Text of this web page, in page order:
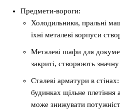
Предмети-вороги:
Холодильники, пральні
їхні металеві корпуси
Металеві шафи для
закриті, створюють значну
Сталеві арматури в
будинках щільне плетіння
може знижувати